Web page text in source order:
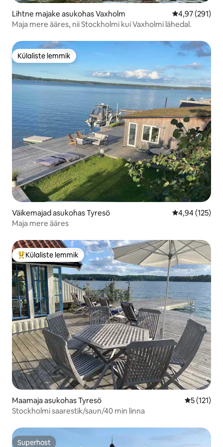
Lihtne majake asukohas Vaxholm Keskmine
4,97 (291)
Maja mere ääres, nii Stockholmi kui Vaxholmi lähedal.
Külaliste lemmik
Külaliste lemmik
Väikemajad asukohas Tyresö Keskmine
4,94 (125)
Maja mere ääres
Külaliste suur lemmik
Külaliste lemmik
Maamaja asukohas Tyresö Keskmine
5 (121)
Stockholmi saarestik/saun/40 min linna
Superhost